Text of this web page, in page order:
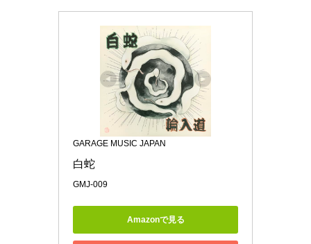
GARAGE MUSIC JAPAN
白蛇
GMJ-009
Amazonで見る